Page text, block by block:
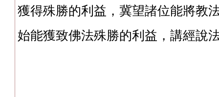
獲得殊勝的利益，冀望諸位能將教
始能獲致佛法殊勝的利益，講經說